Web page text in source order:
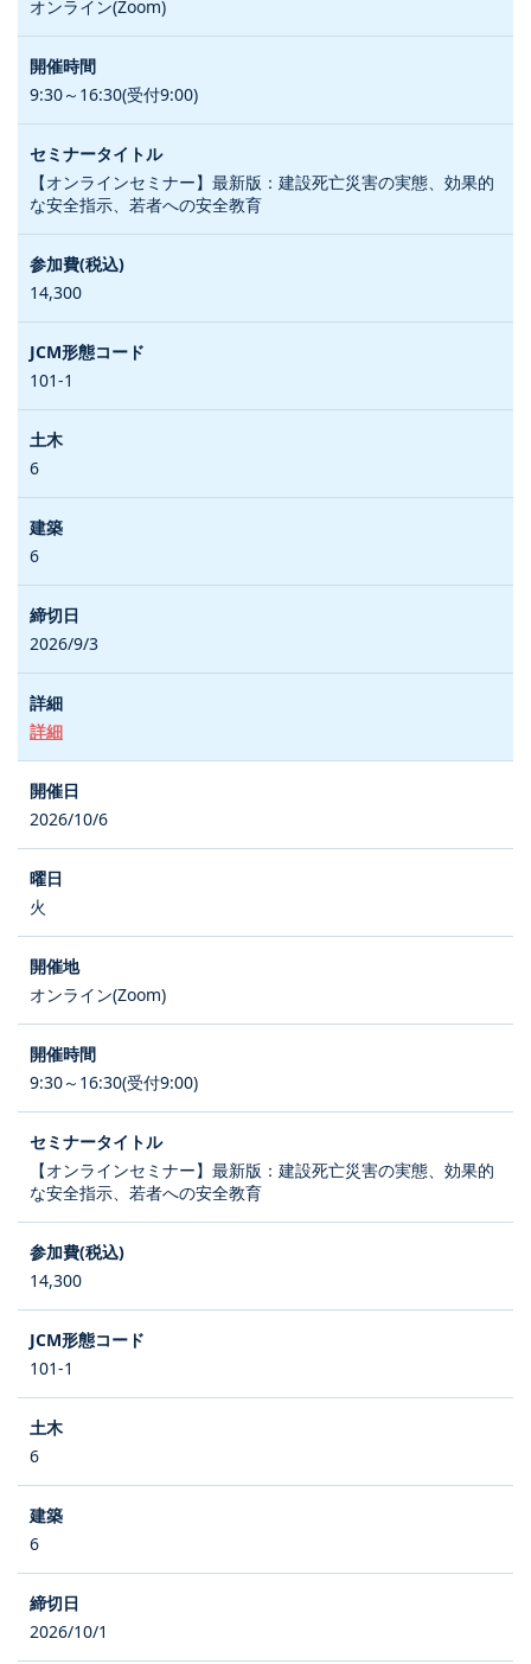
オンライン(Zoom)
9:30～16:30(受付9:00)
【オンラインセミナー】最新版：建設死亡災害の実態、効果的
な安全指示、若者への安全教育
14,300
101-1
6
6
2026/9/3
詳細
2026/10/6
火
オンライン(Zoom)
9:30～16:30(受付9:00)
【オンラインセミナー】最新版：建設死亡災害の実態、効果的
な安全指示、若者への安全教育
14,300
101-1
6
6
2026/10/1